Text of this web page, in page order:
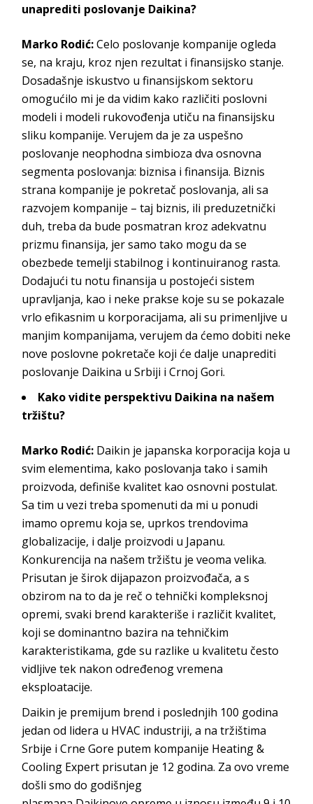
unaprediti poslovanje Daikina?
Marko Rodić:Celo poslovanje kompanije ogleda
se, na kraju, kroz njen rezultat i finansijsko stanje.
Dosadašnje iskustvo u finansijskom sektoru
omogućilo mi je da vidim kako različiti poslovni
modeli i modeli rukovođenja utiču na finansijsku
sliku kompanije. Verujem da je za uspešno
poslovanje neophodna simbioza dva osnovna
segmenta poslovanja: biznisa i finansija. Biznis
strana kompanije je pokretač poslovanja, ali sa
razvojem kompanije – taj biznis, ili preduzetnički
duh, treba da bude posmatran kroz adekvatnu
prizmu finansija, jer samo tako mogu da se
obezbede temelji stabilnog i kontinuiranog rasta.
Dodajući tu notu finansija u postojeći sistem
upravljanja, kao i neke prakse koje su se pokazale
vrlo efikasnim u korporacijama, ali su primenljive u
manjim kompanijama, verujem da ćemo dobiti neke
nove poslovne pokretače koji će dalje unaprediti
poslovanje Daikina u Srbiji i Crnoj Gori.
Kakovidite perspektivu Daikina na našem
tržištu?
Marko Rodić: Daikin je japanska korporacija koja u
svim elementima, kako poslovanja tako i samih
proizvoda, definiše kvalitet kao osnovni postulat.
Sa tim u vezi treba spomenuti da mi u ponudi
imamo opremu koja se, uprkos trendovima
globalizacije, i dalje proizvodi u Japanu.
Konkurencija na našem tržištu je veoma velika.
Prisutan je širok dijapazon proizvođača, a s
obzirom na to da je reč o tehnički kompleksnoj
opremi, svaki brend karakteriše i različit kvalitet,
koji se dominantno bazira na tehničkim
karakteristikama, gde su razlike u kvalitetu često
vidljive tek nakon određenog vremena
eksploatacije.
Daikin je premijum brend i poslednjih 100 godina
jedan od lidera u HVAC industriji, a na tržištima
Srbije i Crne Gore putem kompanije Heating &
Cooling Expert prisutan je 12 godina. Za ovo vreme
došli smo do godišnjeg